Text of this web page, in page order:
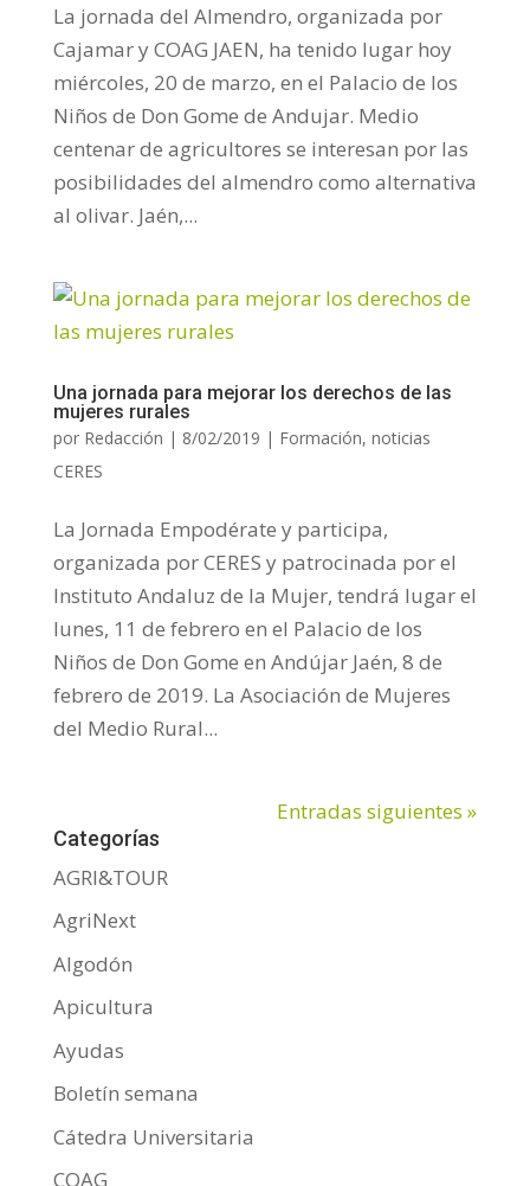
La jornada del Almendro, organizada por
Cajamar y COAG JAEN, ha tenido lugar hoy
miércoles, 20 de marzo, en el Palacio de los
Niños de Don Gome de Andujar. Medio
centenar de agricultores se interesan por las
posibilidades del almendro como alternativa
al olivar. Jaén,...
Una jornada para mejorar los derechos de las
mujeres rurales
por Redacción | 8/02/2019 | Formación, noticias
CERES
La Jornada Empodérate y participa,
organizada por CERES y patrocinada por el
Instituto Andaluz de la Mujer, tendrá lugar el
lunes, 11 de febrero en el Palacio de los
Niños de Don Gome en Andújar Jaén, 8 de
febrero de 2019. La Asociación de Mujeres
del Medio Rural...
Entradas siguientes »
Categorías
AGRI&TOUR
AgriNext
Algodón
Apicultura
Ayudas
Boletín semana
Cátedra Universitaria
COAG